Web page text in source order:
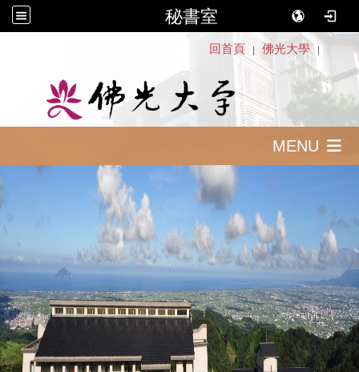
秘書室
回首頁 ｜ 佛光大學 ｜
MENU